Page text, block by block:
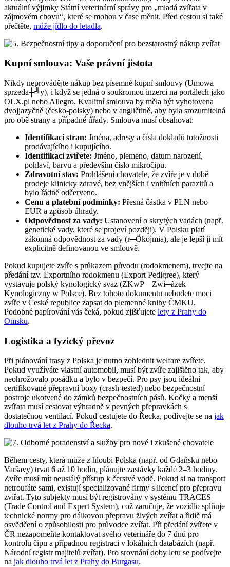
aktuální výjimky Státní veterinární správy pro „mladá zvířata v
zájmovém chovu“, které se mohou v čase měnit. Před cestou si také
přečtěte, může jídlo do letadla.
Kupní smlouva: Vaše právní jistota
Nikdy neprovádějte nákup bez písemné kupní smlouvy (Umowa
sprzeda┼╝y), i když se jedná o soukromou inzerci na portálech jako
OLX.pl nebo Allegro. Kvalitní smlouva by měla být vyhotovena
dvojjazyčně (česko-polsky) nebo v angličtině, aby byla srozumitelná
pro obě strany a případné úřady. Smlouva musí obsahovat:
Identifikaci stran: Jména, adresy a čísla dokladů totožnosti
prodávajícího i kupujícího.
Identifikaci zvířete: Jméno, plemeno, datum narození,
pohlaví, barvu a především číslo mikročipu.
Zdravotní stav: Prohlášení chovatele, že zvíře je v době
prodeje klinicky zdravé, bez vnějších i vnitřních parazitů a
bylo řádně odčerveno.
Cenu a platební podmínky: Přesná částka v PLN nebo
EUR a způsob úhrady.
Odpovědnost za vady: Ustanovení o skrytých vadách (např.
genetické vady, které se projeví později). V Polsku platí
zákonná odpovědnost za vady (r─Ökojmia), ale je lepší ji mít
explicitně definovanou ve smlouvě.
Pokud kupujete zvíře s průkazem původu (rodokmenem), trvejte na
předání tzv. Exportního rodokmenu (Export Pedigree), který
vystavuje polský kynologický svaz (ZKwP – Zwi─àzek
Kynologiczny w Polsce). Bez tohoto dokumentu nebudete moci
zvíře v České republice zapsat do plemenné knihy ČMKU.
Podobné papírování vás čeká, pokud zjišťujete lety z Prahy do
Omsku.
Logistika a fyzický převoz
Při plánování trasy z Polska je nutno zohlednit welfare zvířete.
Pokud využíváte vlastní automobil, musí být zvíře zajištěno tak, aby
neohrožovalo posádku a bylo v bezpečí. Pro psy jsou ideální
certifikované přepravní boxy (crash-tested) nebo bezpečnostní
postroje ukotvené do zámků bezpečnostních pásů. Kočky a menší
zvířata musí cestovat výhradně v pevných přepravkách s
dostatečnou ventilací. Pokud cestujete do Řecka, podívejte se na jak
dlouho trvá let z Prahy do Řecka.
Během cesty, která může z hloubi Polska (např. od Gdaňsku nebo
Varšavy) trvat 6 až 10 hodin, plánujte zastávky každé 2–3 hodiny.
Zvíře musí mít neustálý přístup k čerstvé vodě. Pokud si na transport
netroufáte sami, existují specializované firmy s licencí pro přepravu
zvířat. Tyto subjekty musí být registrovány v systému TRACES
(Trade Control and Expert System), což zaručuje, že vozidlo splňuje
technické normy pro dálkovou přepravu živých zvířat a řidič má
osvědčení o způsobilosti pro průvodce zvířat. Při předání zvířete v
ČR nezapomeňte kontaktovat svého veterináře do 7 dnů pro
kontrolu čipu a případnou registraci v lokálních databázích (např.
Národní registr majitelů zvířat). Pro srovnání doby letu se podívejte
na jak dlouho trvá let z Prahy do Burgasu.